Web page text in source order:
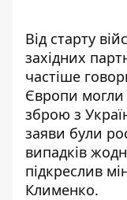
Від старту
західних
частіше
Європи могли
зброю з
заяви були
випадків
підкреслив
Клименко.